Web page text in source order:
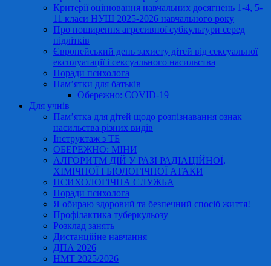
Критерії оцінювання навчальних досягнень 1-4, 5-
11 класи НУШ 2025-2026 навчального року
Про поширення агресивної субкультури серед
підлітків
Європейський день захисту дітей від сексуальної
експлуатації і сексуального насильства
Поради психолога
Пам’ятки для батьків
Обережно: COVID-19
Для учнів
Пам’ятка для дітей щодо розпізнавання ознак
насильства різних видів
Інструктаж з ТБ
ОБЕРЕЖНО: МІНИ
АЛГОРИТМ ДІЙ У РАЗІ РАДІАЦІЙНОЇ,
ХІМІЧНОЇ І БІОЛОГІЧНОЇ АТАКИ
ПСИХОЛОГІЧНА СЛУЖБА
Поради психолога
Я обираю здоровий та безпечний спосіб життя!
Профілактика туберкульозу
Розклад занять
Дистанційне навчання
ДПА 2026
НМТ 2025/2026